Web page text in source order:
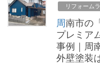
リフォーム
周南市の「塗り替え回数を減らす
プレミア
事例｜周
外壁塗装